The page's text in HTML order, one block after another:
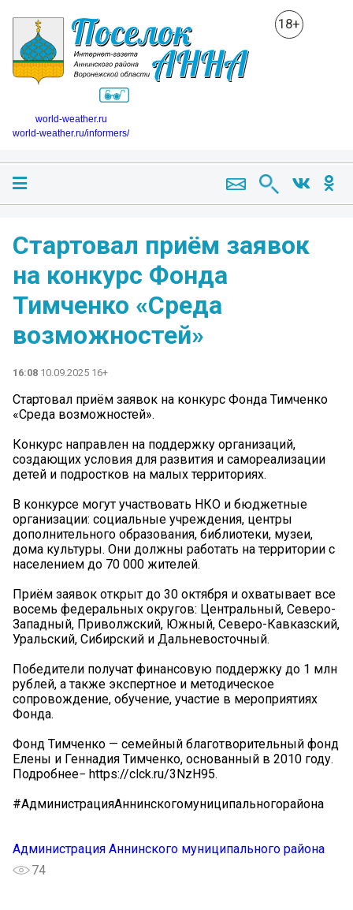
18+
world-weather.ru
world-weather.ru/informers/
Стартовал приём заявок
на конкурс Фонда
Тимченко «Среда
возможностей»
16:08 10.09.2025 16+
Стартовал приём заявок на конкурс Фонда Тимченко
«Среда возможностей».
Конкурс направлен на поддержку организаций,
создающих условия для развития и самореализации
детей и подростков на малых территориях.
В конкурсе могут участвовать НКО и бюджетные
организации: социальные учреждения, центры
дополнительного образования, библиотеки, музеи,
дома культуры. Они должны работать на территории с
населением до 70 000 жителей.
Приём заявок открыт до 30 октября и охватывает все
восемь федеральных округов: Центральный, Северо-
Западный, Приволжский, Южный, Северо-Кавказский,
Уральский, Сибирский и Дальневосточный.
Победители получат финансовую поддержку до 1 млн
рублей, а также экспертное и методическое
сопровождение, обучение, участие в мероприятиях
Фонда.
Фонд Тимченко — семейный благотворительный фонд
Елены и Геннадия Тимченко, основанный в 2010 году.
Подробнее− https://clck.ru/3NzH95.
#АдминистрацияАннинскогомуниципальногорайона
Администрация Аннинского муниципального района
74